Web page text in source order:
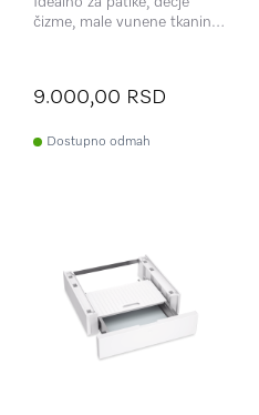
čizme, male vunene tkanine
9.000,00 RSD
Dostupno odmah